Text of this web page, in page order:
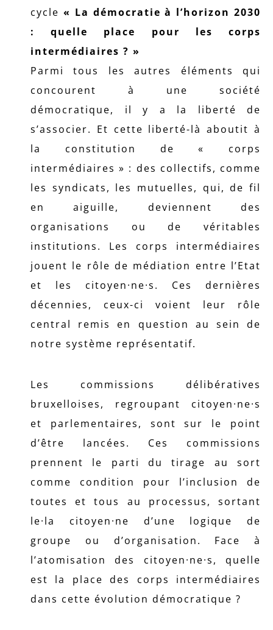
cycle « La démocratie à l’horizon 2030
: quelle place pour les corps
intermédiaires ? »
Parmi tous les autres éléments qui
concourent à une société
démocratique, il y a la liberté de
s’associer. Et cette liberté-là aboutit à
la constitution de « corps
intermédiaires » : des collectifs, comme
les syndicats, les mutuelles, qui, de fil
en aiguille, deviennent des
organisations ou de véritables
institutions. Les corps intermédiaires
jouent le rôle de médiation entre l’Etat
et les citoyen·ne·s. Ces dernières
décennies, ceux-ci voient leur rôle
central remis en question au sein de
notre système représentatif.
Les commissions délibératives
bruxelloises, regroupant citoyen·ne·s
et parlementaires, sont sur le point
d’être lancées. Ces commissions
prennent le parti du tirage au sort
comme condition pour l’inclusion de
toutes et tous au processus, sortant
le·la citoyen·ne d’une logique de
groupe ou d’organisation. Face à
l’atomisation des citoyen·ne·s, quelle
est la place des corps intermédiaires
dans cette évolution démocratique ?